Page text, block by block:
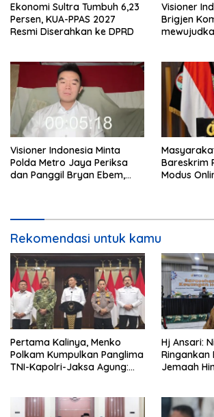
Ekonomi Sultra Tumbuh 6,23
Persen, KUA-PPAS 2027
Resmi Diserahkan ke DPRD
Visioner
Brigjen
Visioner Indonesia Minta
Polda Metro Jaya Periksa
dan Panggil Bryan Ebem,
Bareskrim
Modus
Rekomendasi untuk kamu
Pertama Kalinya, Menko
Polkam Kumpulkan Panglima
TNI-Kapolri-Jaksa Agung:
Hj Ansari:
Ringankan
Jemaah